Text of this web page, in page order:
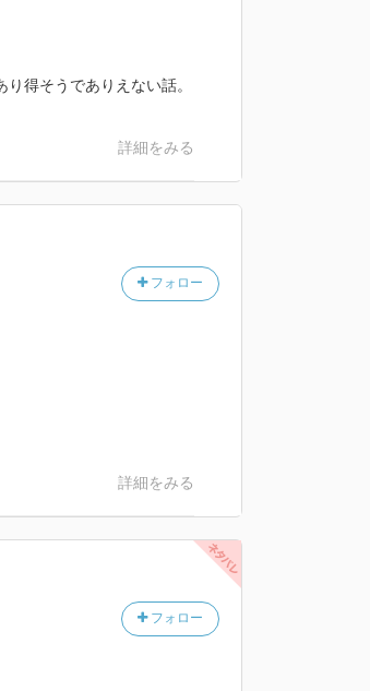
得そうでありえない話。
詳細をみる
フォロー
詳細をみる
フォロー